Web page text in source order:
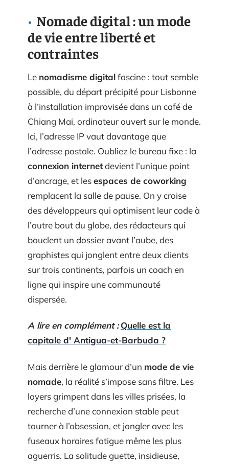
Nomade digital : un mode
de vie entre liberté et
contraintes
Le nomadisme digitalfascine : tout semble
possible, du départ précipité pour Lisbonne
à l’installation improvisée dans un café de
Chiang Mai, ordinateur ouvert sur le monde.
Ici, l’adresse IP vaut davantage que
l’adresse postale. Oubliez le bureau fixe : la
connexion internetdevient l’unique point
d’ancrage, et lesespaces de coworking
remplacent la salle de pause. On y croise
des développeurs qui optimisent leur code à
l’autre bout du globe, des rédacteurs qui
bouclent un dossier avant l’aube, des
graphistes qui jonglent entre deux clients
sur trois continents, parfois un coach en
ligne qui inspire une communauté
dispersée.
A lire en complément : Quelle est la
capitale d' Antigua-et-Barbuda ?
Mais derrière le glamour d’un mode de vie
nomade, la réalité s’impose sans filtre. Les
loyers grimpent dans les villes prisées, la
recherche d’une connexion stable peut
tourner à l’obsession, et jongler avec les
fuseaux horaires fatigue même les plus
aguerris. La solitude guette, insidieuse,